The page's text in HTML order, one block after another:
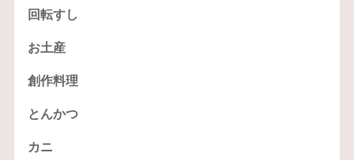
回転すし
お土産
創作料理
とんかつ
カニ